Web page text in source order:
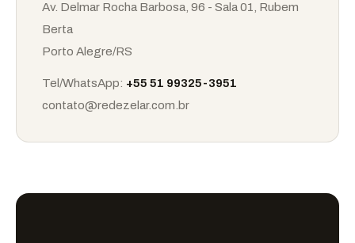
Av. Delmar Rocha Barbosa, 96 - Sala 01, Rubem
Berta
Porto Alegre/RS
Tel/WhatsApp: +55 51 99325-3951
contato@redezelar.com.br